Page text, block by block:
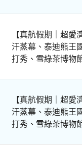
【真航假期｜超
汗蒸幕、泰迪熊王
打秀、雪綠茶博物
【真航假期｜超
汗蒸幕、泰迪熊王
打秀、雪綠茶博物